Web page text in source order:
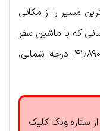
مسیر را از مکانی
که با ماشین سفر
می کنند، مختصات GPS کولوسئوم ۴۱٫۸۹۰۲ درجه شمالی،
ستاره ونک کلیک